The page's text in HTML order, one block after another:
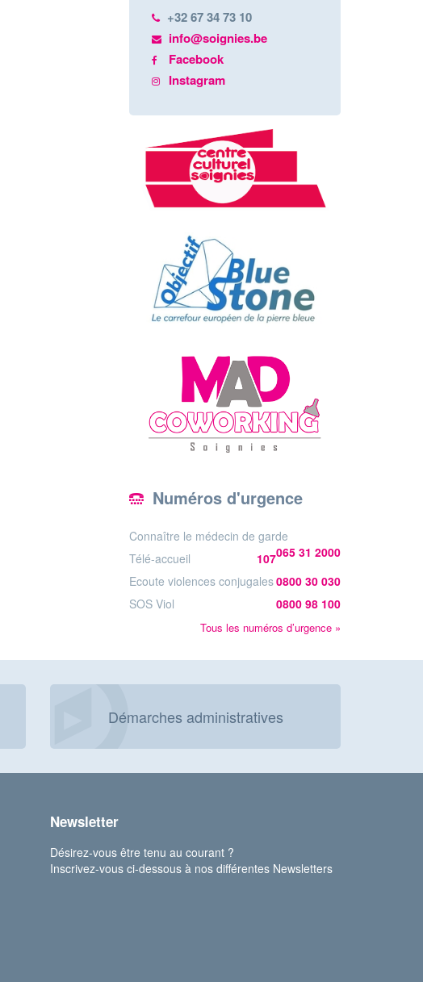
+32 67 34 73 10
info@soignies.be
Facebook
Instagram
Numéros d'urgence
Connaître le médecin de garde
065 31 2000
Télé-accueil
107
Ecoute violences conjugales0800 30 030
SOS Viol
0800 98 100
Tous les numéros d’urgence »
Démarches administratives
Newsletter
Désirez-vous être tenu au courant ?
Inscrivez-vous ci-dessous à nos différentes Newsletters